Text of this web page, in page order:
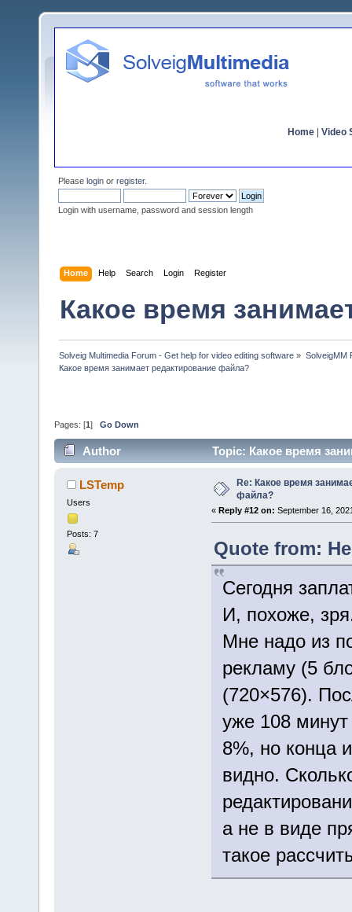
Home Video
Please login or register.
Login with username, password and session length
Home Help Search Login Register
Какое время
Solveig Multimedia Forum - Get help for video editing software » SolveigMM
Какое время занимает редактирование файла?
Pages: [1 ] Go Down
Author Topic: Какое время
LSTemp
Users
Posts: 7
Re: Какое время
файла?
« Reply #12 on: September 16,
Quote from:
Сегодня
И, похоже,
Мне надо из
рекламу (5
(720×576).
уже 108
8%, но конца
видно.
а не в виде
такое